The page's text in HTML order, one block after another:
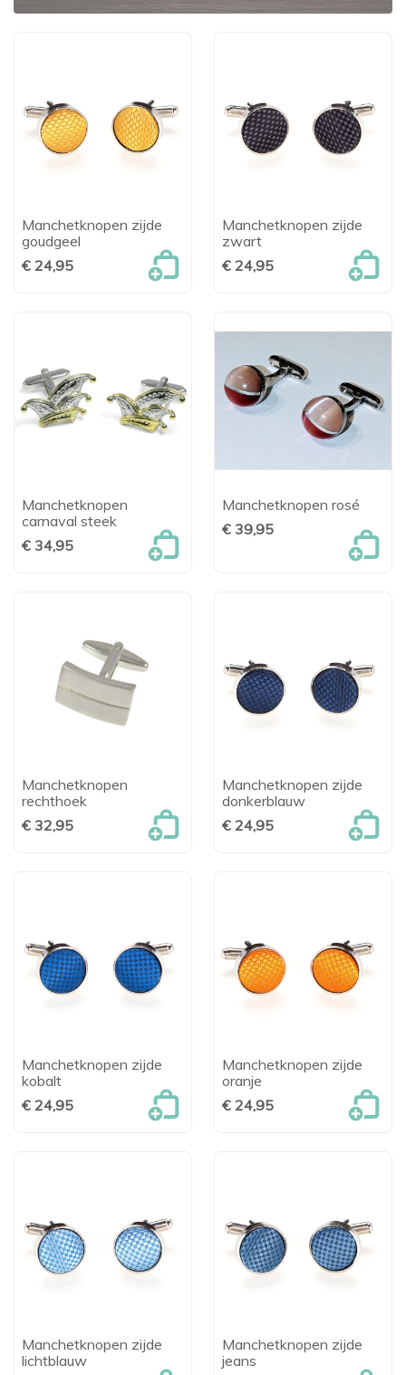
Manchetknopen zijde
goudgeel
€ 24,95
Manchetknopen zijde
zwart
€ 24,95
Manchetknopen
carnaval steek
€ 34,95
Manchetknopen rosé
€ 39,95
Manchetknopen
rechthoek
€ 32,95
Manchetknopen zijde
donkerblauw
€ 24,95
Manchetknopen zijde
kobalt
€ 24,95
Manchetknopen zijde
oranje
€ 24,95
Manchetknopen zijde
lichtblauw
Manchetknopen zijde
jeans